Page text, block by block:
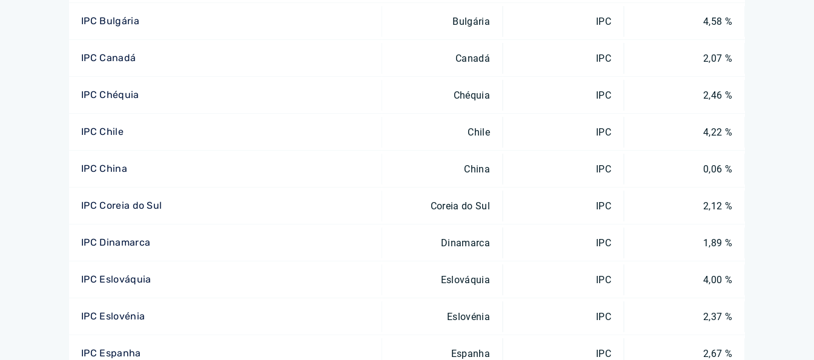
IPC Bulgária Bulgária IPC 4,58 %
IPC Canadá Canadá IPC 2,07 %
IPC Chéquia Chéquia IPC 2,46 %
IPC Chile Chile IPC 4,22 %
IPC China China IPC 0,06 %
IPC Coreia do Sul Coreia do Sul IPC 2,12 %
IPC Dinamarca Dinamarca IPC 1,89 %
IPC Eslováquia Eslováquia IPC 4,00 %
IPC Eslovénia Eslovénia IPC 2,37 %
IPC Espanha Espanha IPC 2,67 %